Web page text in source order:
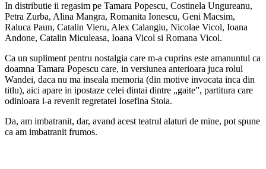
In distributie ii regasim pe Tamara Popescu, Costinela Ungureanu,
Petra Zurba, Alina Mangra, Romanita Ionescu, Geni Macsim,
Raluca Paun, Catalin Vieru, Alex Calangiu, Nicolae Vicol, Ioana
Andone, Catalin Miculeasa, Ioana Vicol si Romana Vicol.
Ca un supliment pentru nostalgia care m-a cuprins este amanuntul ca
doamna Tamara Popescu care, in versiunea anterioara juca rolul
Wandei, daca nu ma inseala memoria (din motive invocata inca din
titlu), aici apare in ipostaze celei dintai dintre „gaite”, partitura care
odinioara i-a revenit regretatei Iosefina Stoia.
Da, am imbatranit, dar, avand acest teatrul alaturi de mine, pot spune
ca am imbatranit frumos.